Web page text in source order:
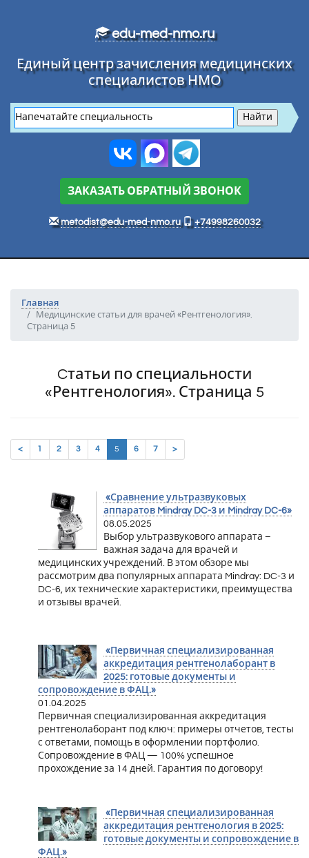
edu-med-nmo.ru
Единый центр зачисления медицинских
специалистов НМО
ЗАКАЗАТЬ ОБРАТНЫЙ ЗВОНОК
metodist@edu-med-nmo.ru +74998260032
Главная
Медицинские статьи для врачей «Рентгенология».
Страница 5
Cтатьи по специальности
«Рентгенология». Страница 5
< 1 2 3 4 5 (current)
6 7 >
«Сравнение ультразвуковых
аппаратов Mindray DC-3 и Mindray DC-6»
08.05.2025
Выбор ультразвукового аппарата –
важная задача для врачей и
медицинских учреждений. В этом обзоре мы
рассмотрим два популярных аппарата Mindray: DC-3 и
DC-6, их технические характеристики, преимущества
и отзывы врачей.
«Первичная специализированная
аккредитация рентгенолаборант в
2025: готовые документы и
сопровождение в ФАЦ.»
01.04.2025
Первичная специализированная аккредитация
рентгенолаборант под ключ: примеры отчетов, тесты
с ответами, помощь в оформлении портфолио.
Сопровождение в ФАЦ — 100% успешное
прохождение за 14 дней. Гарантия по договору!
«Первичная специализированная
аккредитация рентгенология в 2025:
готовые документы и сопровождение в
ФАЦ.»